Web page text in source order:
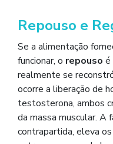
Repouso e
Se a alimentação
funcionar, o repouso é
realmente se
ocorre a liberação de
testosterona, ambos
da massa muscular. A
contrapartida, eleva